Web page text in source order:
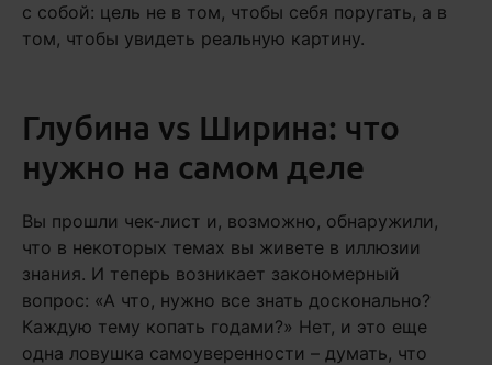
с собой: цель не в том, чтобы себя поругать, а в
том, чтобы увидеть реальную картину.
Глубина vs Ширина: что
нужно на самом деле
Вы прошли чек-лист и, возможно, обнаружили,
что в некоторых темах вы живете в иллюзии
знания. И теперь возникает закономерный
вопрос: «А что, нужно все знать досконально?
Каждую тему копать годами?» Нет, и это еще
одна ловушка самоуверенности – думать, что